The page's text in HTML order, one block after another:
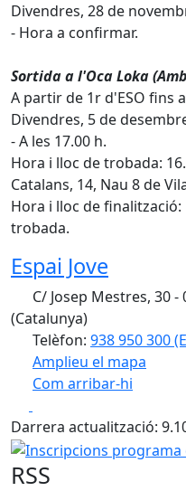
Divendres, 28 de
- Hora a confirmar.
Sortida a l'Oca Loka
A partir de 1r d'ESO fins
Divendres, 5 de
- A les 17.00 h.
Hora i lloc de trobada:
Catalans, 14, Nau 8 de
Hora i lloc de
trobada.
Espai Jove
C/ Josep Mestres, 30
(Catalunya)
Telèfon: 938 950 300
Amplieu el mapa
Com arribar-hi
+
−
Darrera actualització:
Inscripcions programa
RSS